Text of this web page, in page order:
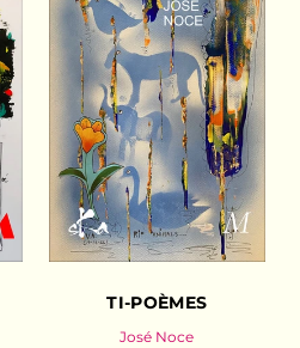
TI-POÈMES
José Noce